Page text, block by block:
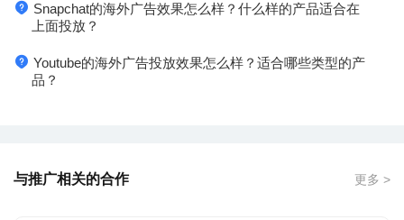
Snapchat的海外广告效果怎么样？什么样的产品适合在
上面投放？
Youtube的海外广告投放效果怎么样？适合哪些类型的产
品？
与推广相关的合作 更多 >